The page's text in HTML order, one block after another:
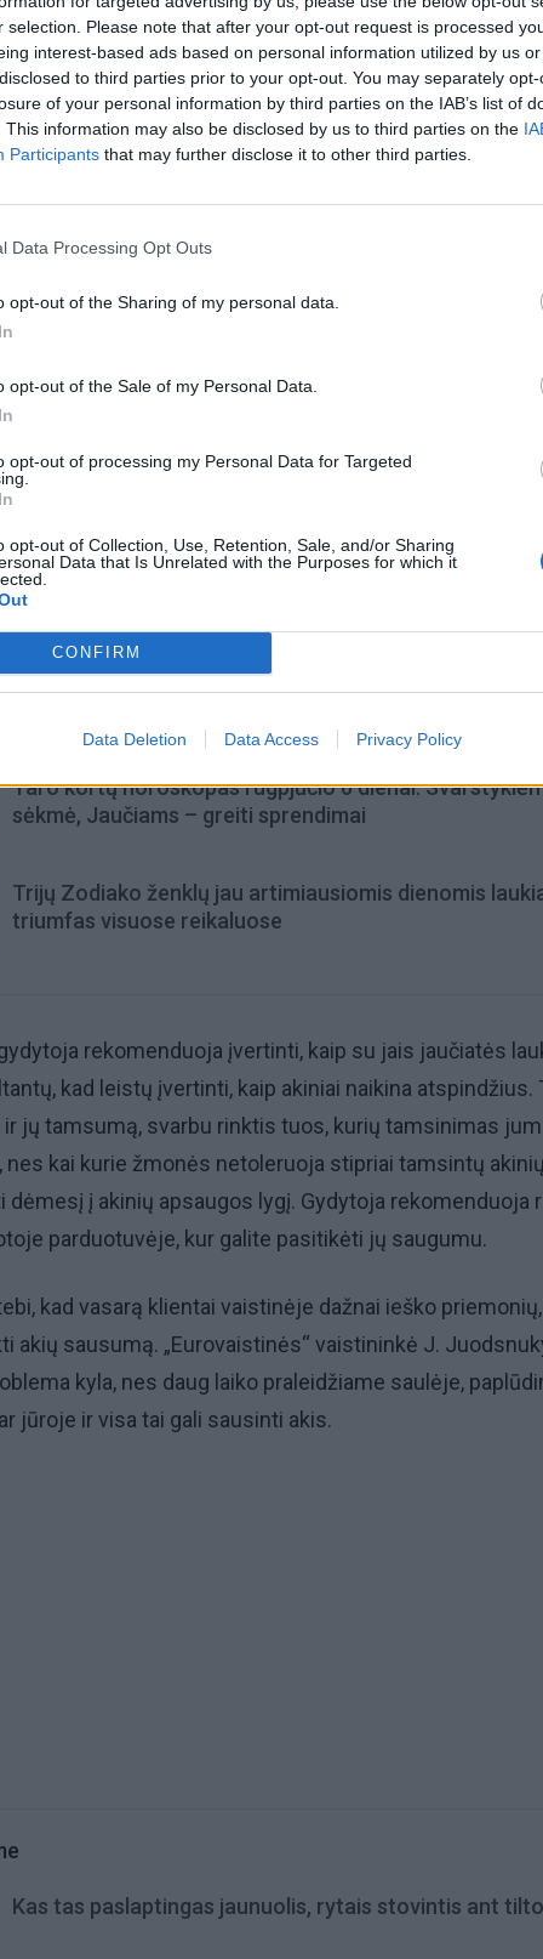
selection. Please note that after your opt-out request is processed
interest-based ads based on personal information utilized by us
to third parties prior to your opt-out. You may separately
of your personal information by third parties on the IAB’s list of
This information may also be disclosed by us to third parties on the
Participants that may further disclose it to other third parties.
Data Processing Opt Outs
opt-out of the Sharing of my personal data.
opt-out of the Sale of my Personal Data.
opt-out of processing my Personal Data for Targeted
opt-out of Collection, Use, Retention, Sale, and/or Sharing
Data that Is Unrelated with the Purposes for which it
CONFIRM
Data Deletion Data Access Privacy Policy
akis ir tai gali padaryti žalos. Saulės spinduliai yra
akies paviršių, akies viduje esantį lęšiuką, lygiai taip
tinklainę. Ir ši taisyklė galioja tiek vaikams, tiek
nuo ultravioletinių spindulių. Kiekviename optikos
akiniai saugo nuo ultravioletinių spindulių.
Taro kortų horoskopas rugpjūčio 6 dienai:
sėkmė, Jaučiams – greiti sprendimai
Trijų Zodiako ženklų jau artimiausiomis dienomis
triumfas visuose reikaluose
rekomenduoja įvertinti, kaip su jais jaučiatės
kad leistų įvertinti, kaip akiniai naikina atspindžius.
jų tamsumą, svarbu rinktis tuos, kurių tamsinimas
kai kurie žmonės netoleruoja stipriai tamsintų
dėmesį į akinių apsaugos lygį. Gydytoja rekomenduoja
parduotuvėje, kur galite pasitikėti jų saugumu.
kad vasarą klientai vaistinėje dažnai ieško priemonių,
akių sausumą. „Eurovaistinės“ vaistininkė J.
kyla, nes daug laiko praleidžiame saulėje,
jūroje ir visa tai gali sausinti akis.
Kas tas paslaptingas jaunuolis, rytais stovintis ant